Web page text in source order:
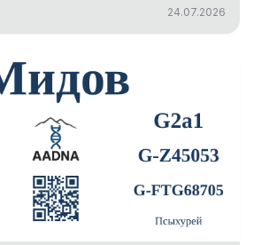
24.07.2026